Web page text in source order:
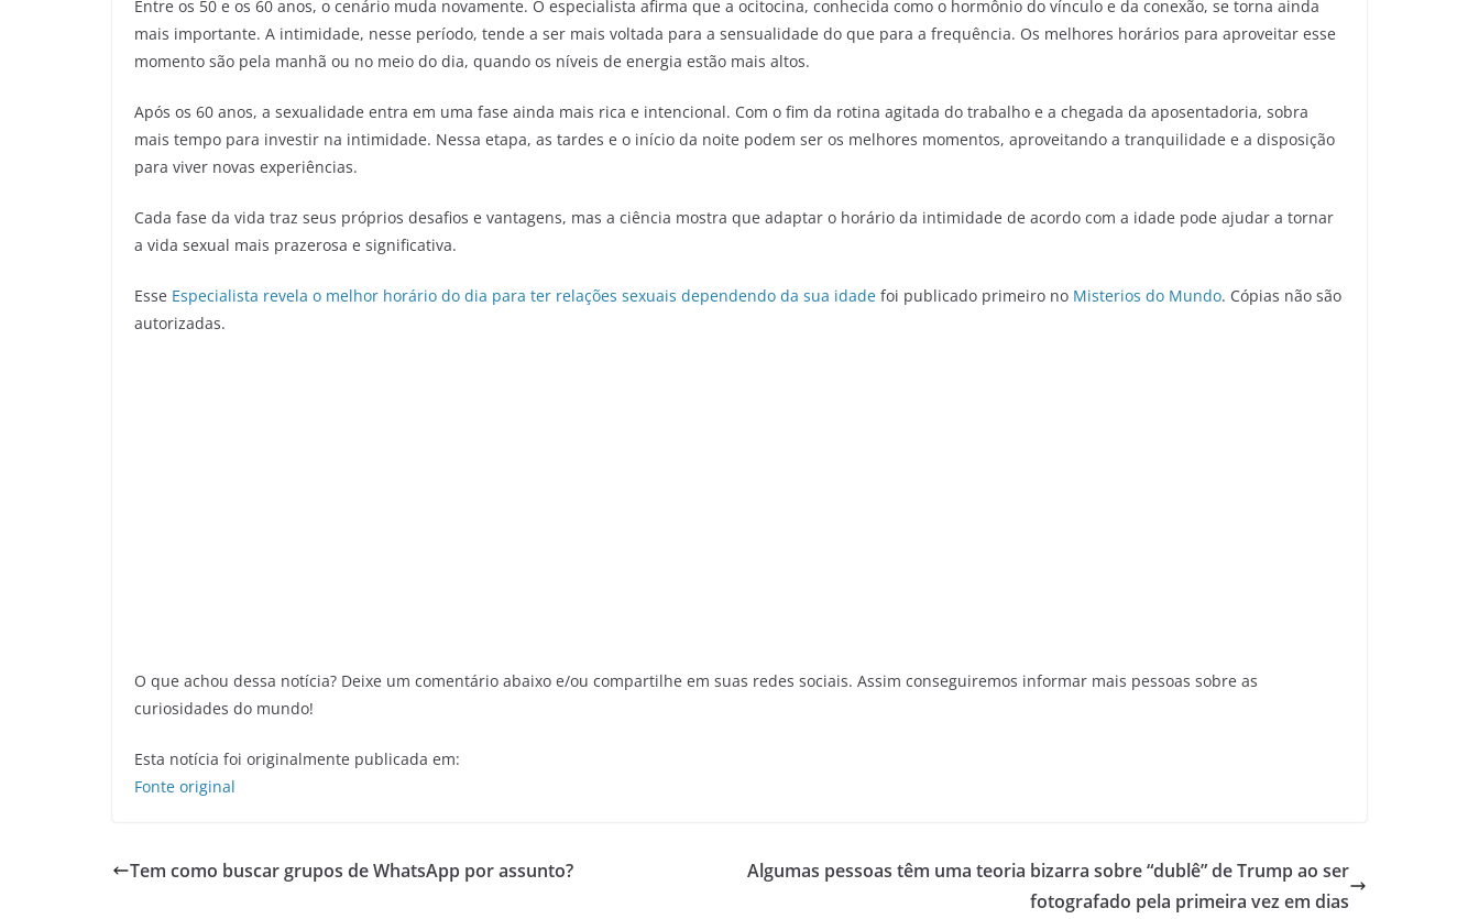
Entre os 50 e os 60 anos, o cenário muda novamente. O especialista afirma que a ocitocina, conhecida como o hormônio do vínculo e da conexão, se torna ainda
mais importante. A intimidade, nesse período, tende a ser mais voltada para a sensualidade do que para a frequência. Os melhores horários para aproveitar esse
momento são pela manhã ou no meio do dia, quando os níveis de energia estão mais altos.
Após os 60 anos, a sexualidade entra em uma fase ainda mais rica e intencional. Com o fim da rotina agitada do trabalho e a chegada da aposentadoria, sobra
mais tempo para investir na intimidade. Nessa etapa, as tardes e o início da noite podem ser os melhores momentos, aproveitando a tranquilidade e a disposição
para viver novas experiências.
Cada fase da vida traz seus próprios desafios e vantagens, mas a ciência mostra que adaptar o horário da intimidade de acordo com a idade pode ajudar a tornar
a vida sexual mais prazerosa e significativa.
Esse Especialista revela o melhor horário do dia para ter relações sexuais dependendo da sua idade foi publicado primeiro no Misterios do Mundo. Cópias não são
autorizadas.
O que achou dessa notícia? Deixe um comentário abaixo e/ou compartilhe em suas redes sociais. Assim conseguiremos informar mais pessoas sobre as
curiosidades do mundo!
Esta notícia foi originalmente publicada em:
Fonte original
Tem como buscar grupos de WhatsApp por assunto?
Algumas pessoas têm uma teoria bizarra sobre “dublê” de Trump ao ser
fotografado pela primeira vez em dias